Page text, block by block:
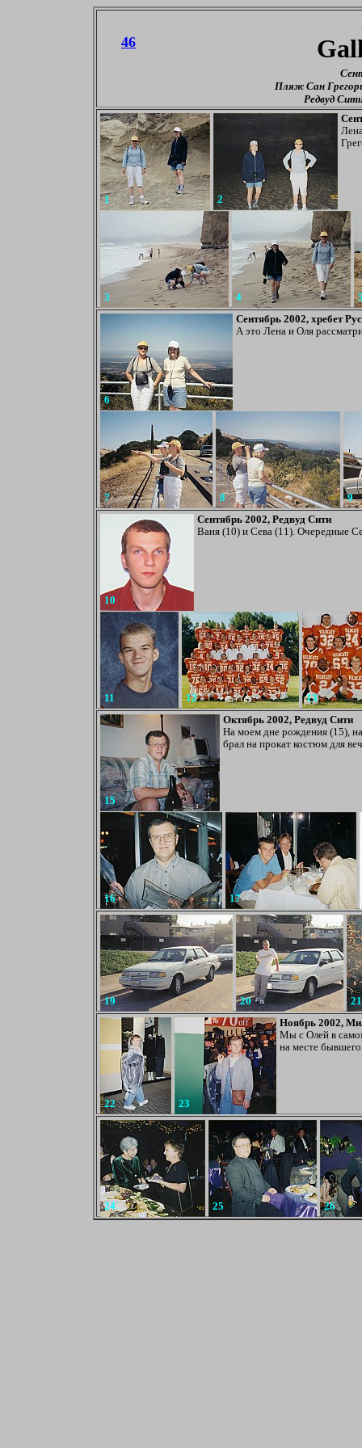
46
Пляж Сан
Редвуд
1 2
3 4
6
Сентябрь 2002, хребет
А это Лена и Оля
7 8 9
10
Сентябрь 2002, Редвуд Сити
Ваня (10) и Сева (11). Очередные
11 12 13
15
Октябрь 2002, Редвуд Сити
На моем дне рождения (15),
брал на прокат костюм для
16 17
19 20 21
22 23
Ноябрь 2002,
Мы с Олей в
на месте
24 25 26